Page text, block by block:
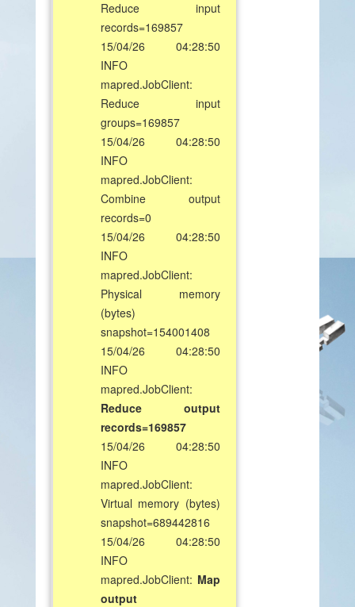
Reduce input
records=169857
15/04/26 04:28:50
INFO
mapred.JobClient:
Reduce input
groups=169857
15/04/26 04:28:50
INFO
mapred.JobClient:
Combine output
records=0
15/04/26 04:28:50
INFO
mapred.JobClient:
Physical memory
(bytes)
snapshot=154001408
15/04/26 04:28:50
INFO
mapred.JobClient:
Reduce output
records=169857
15/04/26 04:28:50
INFO
mapred.JobClient:
Virtual memory (bytes)
snapshot=689442816
15/04/26 04:28:50
INFO
mapred.JobClient: Map
output